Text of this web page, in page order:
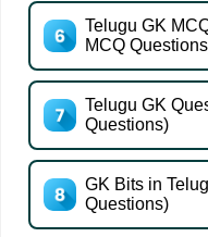
Telugu GK
MCQ
Telugu GK
Questions)
GK Bits in
Questions)